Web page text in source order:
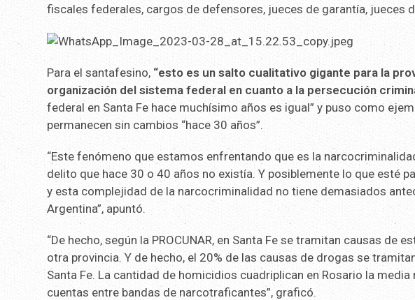
fiscales federales, cargos de defensores, jueces de garantía, jueces
Para el santafesino, “esto es un salto cualitativo gigante para la
organización del sistema federal en cuanto a la persecución
federal en Santa Fe hace muchísimo años es igual” y puso como
permanecen sin cambios “hace 30 años”.
“Este fenómeno que estamos enfrentando que es la
delito que hace 30 o 40 años no existía. Y posiblemente lo que esté
y esta complejidad de la narcocriminalidad no tiene demasiados
Argentina”, apuntó.
“De hecho, según la PROCUNAR, en Santa Fe se tramitan causas de
otra provincia. Y de hecho, el 20% de las causas de drogas se
Santa Fe. La cantidad de homicidios cuadriplican en Rosario la
cuentas entre bandas de narcotraficantes”, graficó.